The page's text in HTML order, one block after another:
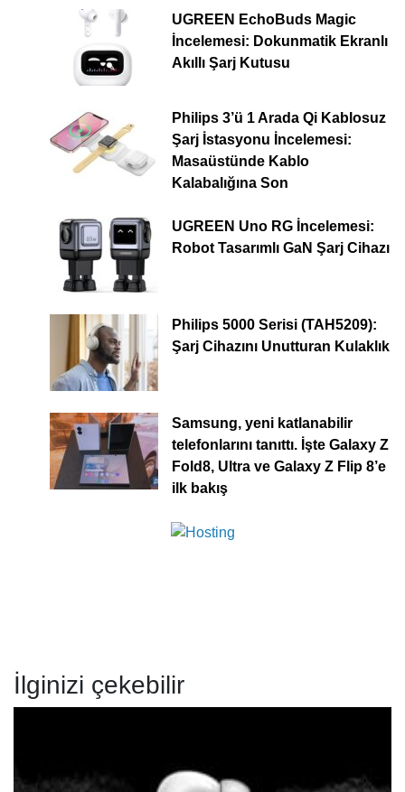
UGREEN EchoBuds Magic
İncelemesi: Dokunmatik Ekranlı
Akıllı Şarj Kutusu
Philips 3’ü 1 Arada Qi Kablosuz
Şarj İstasyonu İncelemesi:
Masaüstünde Kablo
Kalabalığına Son
UGREEN Uno RG İncelemesi:
Robot Tasarımlı GaN Şarj Cihazı
Philips 5000 Serisi (TAH5209):
Şarj Cihazını Unutturan Kulaklık
Samsung, yeni katlanabilir
telefonlarını tanıttı. İşte Galaxy Z
Fold8, Ultra ve Galaxy Z Flip 8’e
ilk bakış
İlginizi çekebilir